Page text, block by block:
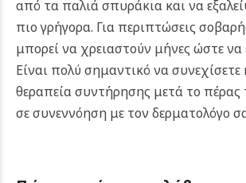
από τα παλιά σπυράκια και να
πιο γρήγορα. Για περιπτώσεις
μπορεί να χρειαστούν μήνες ώστε να
Είναι πολύ σημαντικό να
θεραπεία συντήρησης μετά το πέρας
σε συνεννόηση με τον δερματολόγο